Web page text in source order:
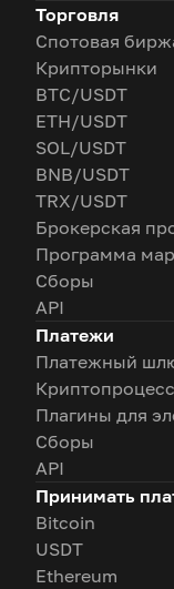
Торговля
Спотовая
Крипторынки
BTC/USDT
ETH/USDT
SOL/USDT
BNB/USDT
TRX/USDT
Брокерская
Программа
Сборы
API
Платежи
Платежный
Плагины для
Сборы
API
Принимать
Bitcoin
USDT
Ethereum